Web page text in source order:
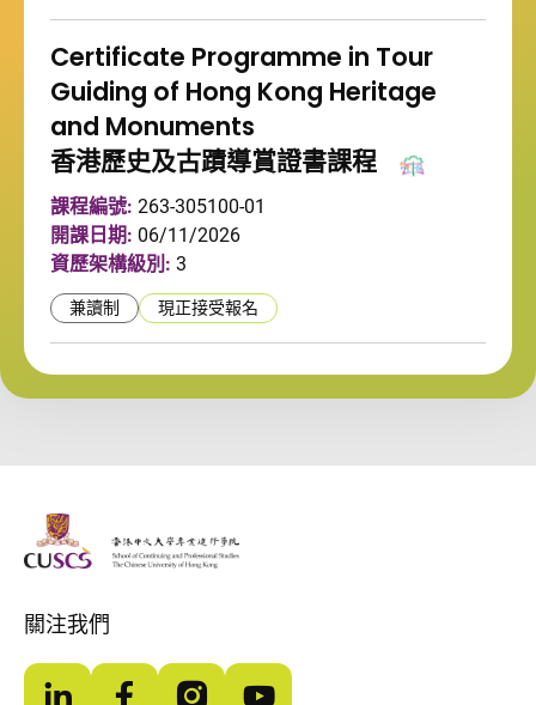
Certificate Programme in Tour
Guiding of Hong Kong Heritage
and Monuments
香港歷史及古蹟導賞證書課程
課程編號: 263-305100-01
開課日期: 06/11/2026
資歷架構級別: 3
兼讀制 現正接受報名
The Chinese Univeristy of hong Kong
關注我們